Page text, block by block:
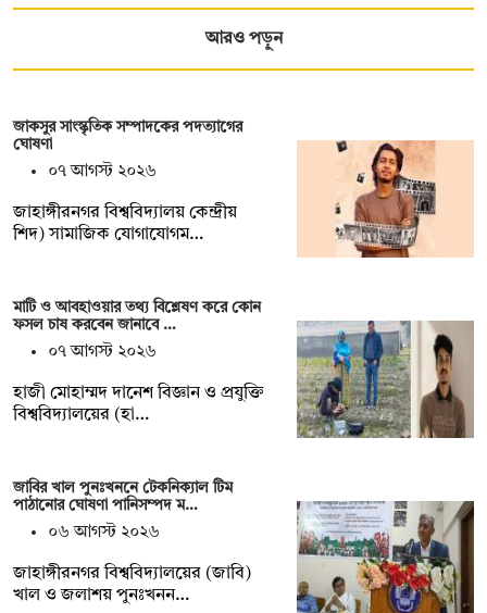
আরও পড়ুন
জাকসুর সাংস্কৃতিক সম্পাদকের পদত্যাগের
ঘোষণা
০৭ আগস্ট ২০২৬
‎জাহাঙ্গীরনগর বিশ্ববিদ্যালয় কেন্দ্রীয়
শিদ) সামাজিক যোগাযোগম…
মাটি ও আবহাওয়ার তথ্য বিশ্লেষণ করে কোন
ফসল চাষ করবেন জানাবে …
০৭ আগস্ট ২০২৬
হাজী মোহাম্মদ দানেশ বিজ্ঞান ও প্রযুক্তি
বিশ্ববিদ্যালয়ের (হা…
জাবির খাল পুনঃখননে টেকনিক্যাল টিম
পাঠানোর ঘোষণা পানিসম্পদ ম…
০৬ আগস্ট ২০২৬
‎‎জাহাঙ্গীরনগর বিশ্ববিদ্যালয়ের (জাবি)
খাল ও জলাশয় পুনঃখনন…